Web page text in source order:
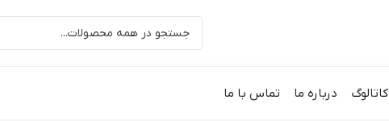
کاتالوگ درباره ما تماس با ما